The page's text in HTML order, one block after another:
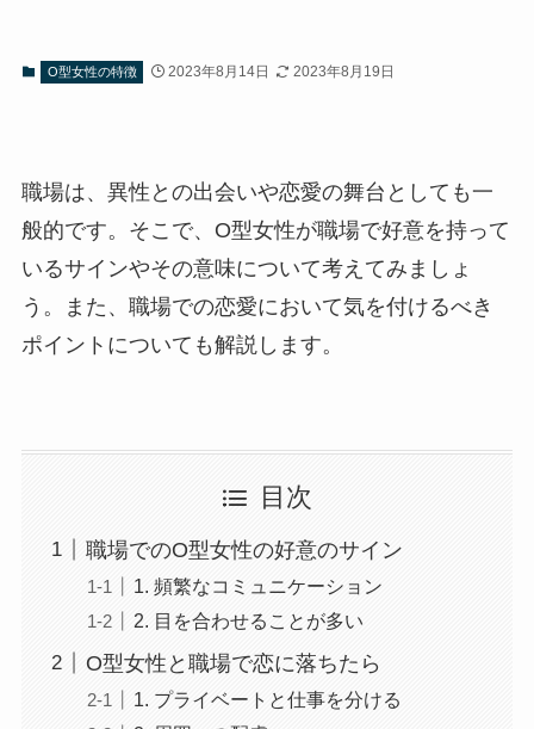
O型女性の特徴 2023年8月14日 2023年8月19日
職場は、異性との出会いや恋愛の舞台としても一
般的です。そこで、O型女性が職場で好意を持って
いるサインやその意味について考えてみましょ
う。また、職場での恋愛において気を付けるべき
ポイントについても解説します。
目次
職場でのO型女性の好意のサイン
1. 頻繁なコミュニケーション
2. 目を合わせることが多い
O型女性と職場で恋に落ちたら
1. プライベートと仕事を分ける